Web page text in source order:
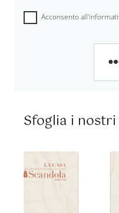
Acconsento
Sfoglia i